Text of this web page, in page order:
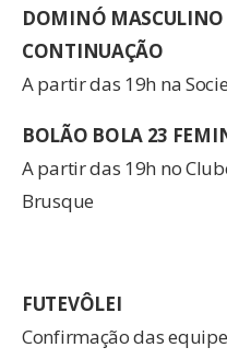
DOMINÓ
CONTINUAÇÃO
A partir das 19h na
BOLÃO BOLA 23
A partir das 19h no
Brusque
FUTEVÔLEI
Confirmação das